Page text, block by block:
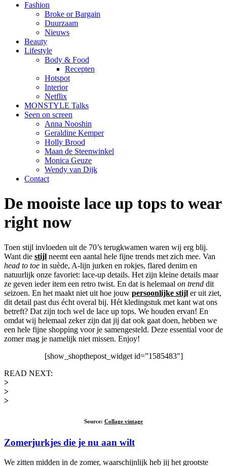
Fashion
Broke or Bargain
Duurzaam
Nieuws
Beauty
Lifestyle
Body & Food
Recepten
Hotspot
Interior
Netflix
MONSTYLE Talks
Seen on screen
Anna Nooshin
Geraldine Kemper
Holly Brood
Maan de Steenwinkel
Monica Geuze
Wendy van Dijk
Contact
De mooiste lace up tops to wear
right now
Toen stijl invloeden uit de 70’s terugkwamen waren wij erg blij.
Want die stijl neemt een aantal hele fijne trends met zich mee. Van
head to toe in suède, A-lijn jurken en rokjes, flared denim en
natuurlijk onze favoriet: lace-up details. Het zijn kleine details maar
ze geven ieder item een retro twist. En dat is helemaal on trend dit
seizoen. En het maakt niet uit hoe jouw persoonlijke stijl er uit ziet,
dit detail past dus écht overal bij. Hét kledingstuk met kant wat ons
betreft? Dat zijn toch wel de lace up tops. We houden ervan! En
omdat wij helemaal zeker zijn dat jij dat ook gaat doen, hebben we
een hele fijne shopping voor je samengesteld. Deze essential voor de
zomer mag je namelijk niet missen. Enjoy!
[show_shopthepost_widget id=”1585483″]
READ NEXT:
>
>
>
Source: Collage vintage
Zomerjurkjes die je nu aan wilt
We zitten midden in de zomer, waarschijnlijk heb jij het grootste